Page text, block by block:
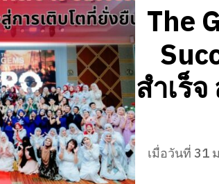
The
สำเร็
เมื่อวันที่ 31